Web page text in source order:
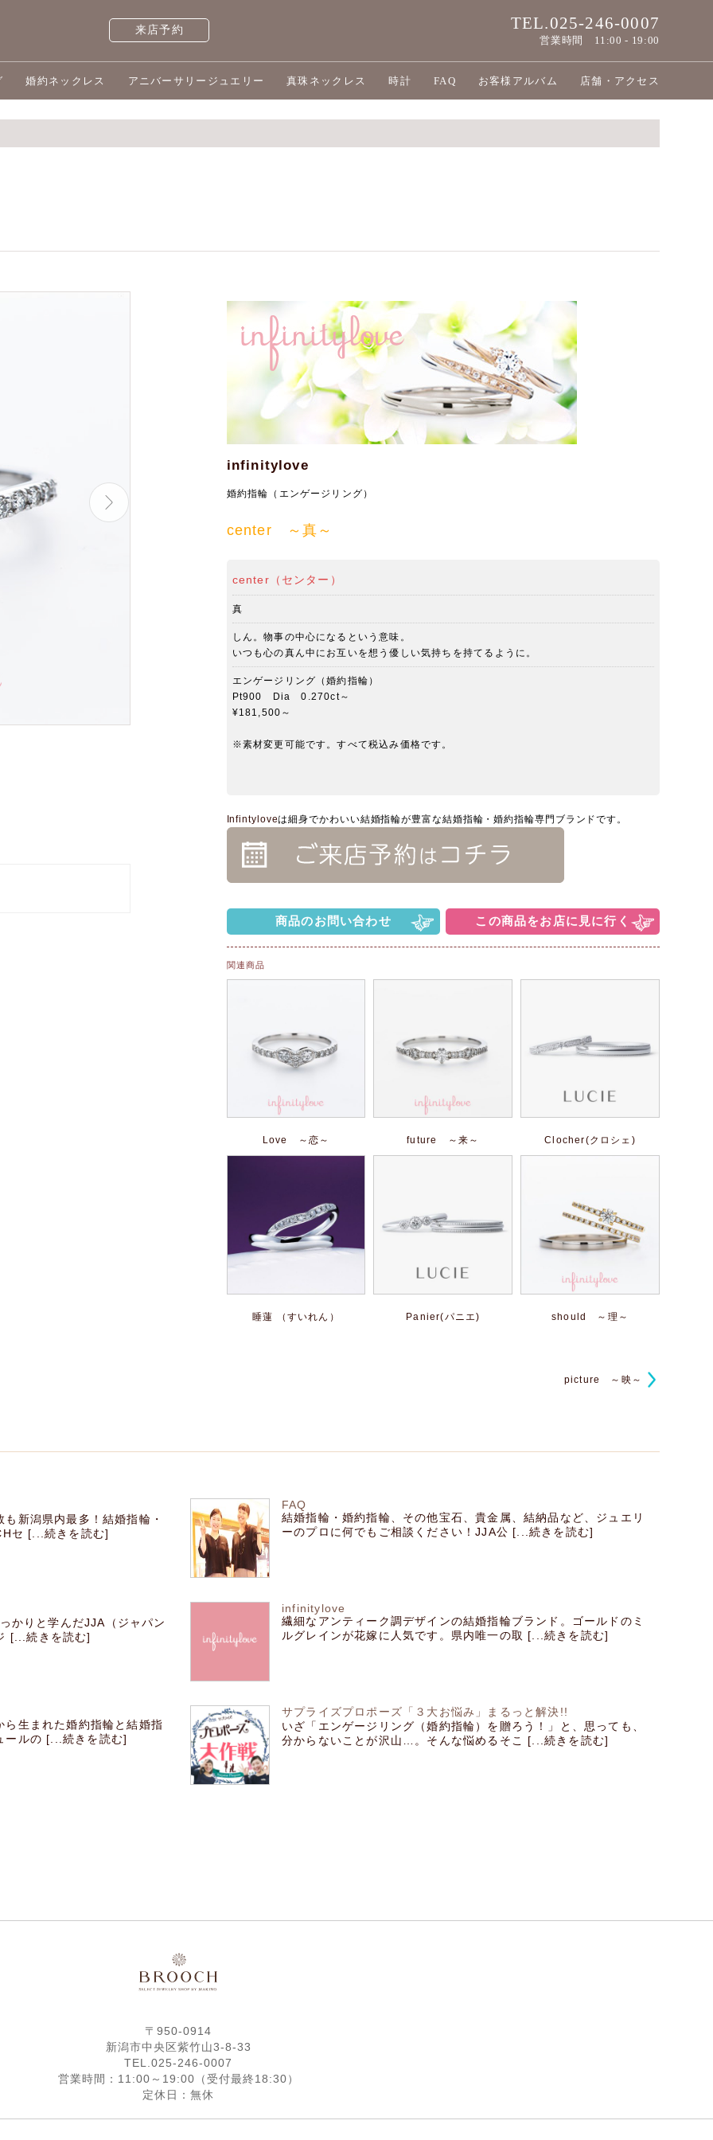
来店予約 TEL.025-246-0007
営業時間 11:00 - 19:00
婚約ネックレス アニバーサリージュエリー 真珠ネックレス 時計 FAQ お客様アルバム 店舗・アクセス
infinitylove
婚約指輪（エンゲージリング）
center ～真～
center（センター）
真
しん。物事の中心になるという意味。
いつも心の真ん中にお互いを想う優しい気持ちを持てるように。
エンゲージリング（婚約指輪）
Pt900 Dia 0.270ct～
¥181,500～
※素材変更可能です。すべて税込み価格です。
Infintyloveは細身でかわいい結婚指輪が豊富な結婚指輪・婚約指輪専門ブランドです。
商品のお問い合わせ この商品をお店に見に行く
関連商品
Love ～恋～ future ～来～ Clocher(クロシェ)
睡蓮 （すいれん） Panier(パニエ) should ～理～
picture ～映～
新潟県内最多！結婚指輪・
セ [...続きを読む]
FAQ
結婚指輪・婚約指輪、その他宝石、貴金属、結納品など、ジュエリ
ーのプロに何でもご相談ください！JJA公 [...続きを読む]
かりと学んだJJA（ジャパン
[...続きを読む]
infinitylove
繊細なアンティーク調デザインの結婚指輪ブランド。ゴールドのミ
ルグレインが花嫁に人気です。県内唯一の取 [...続きを読む]
ら生まれた婚約指輪と結婚指
ールの [...続きを読む]
サプライズプロポーズ「３大お悩み」まるっと解決!!
いざ「エンゲージリング（婚約指輪）を贈ろう！」と、思っても、
分からないことが沢山…。そんな悩めるそこ [...続きを読む]
〒950-0914
新潟市中央区紫竹山3-8-33
TEL.025-246-0007
営業時間：11:00～19:00（受付最終18:30）
定休日：無休